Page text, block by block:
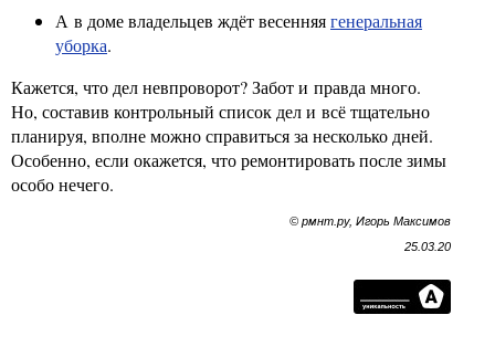
А в доме владельцев ждёт весенняягенеральная
уборка.
Кажется, что дел невпроворот? Забот и правда много.
Но, составив контрольный список дел и всё тщательно
планируя, вполне можно справиться за несколько дней.
Особенно, если окажется, что ремонтировать после зимы
особо нечего.
© рмнт.ру, Игорь Максимов
25.03.20